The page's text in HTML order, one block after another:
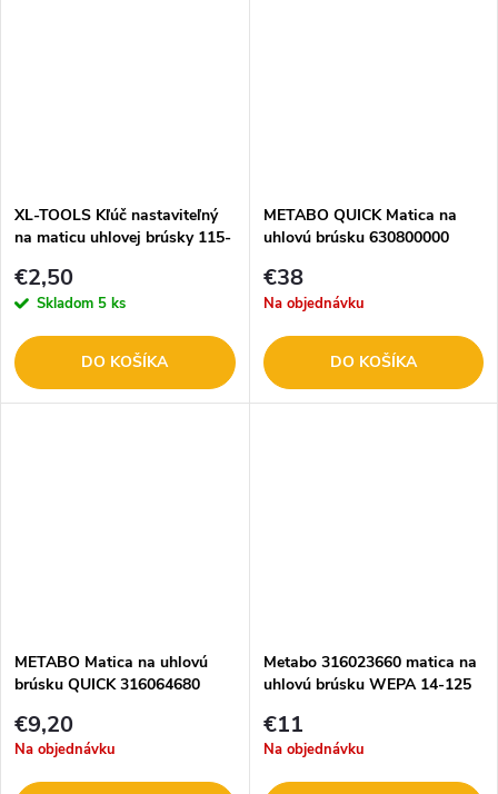
XL-TOOLS Kľúč nastaviteľný
na maticu uhlovej brúsky 115-
€2,50
Skladom 5 ks
DO KOŠÍKA
METABO QUICK Matica na
uhlovú brúsku 630800000
€38
Na objednávku
DO KOŠÍKA
METABO Matica na uhlovú
brúsku QUICK 316064680
€9,20
Na objednávku
Metabo 316023660 matica na
uhlovú brúsku WEPA 14-125
€11
Na objednávku